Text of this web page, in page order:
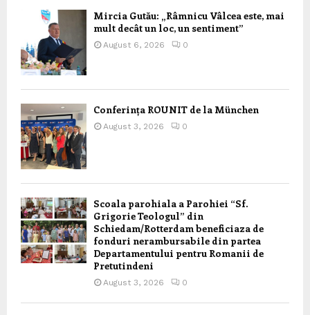
Mircia Gutău: „Râmnicu Vâlcea este, mai
mult decât un loc, un sentiment”
August 6, 2026 0
Conferința ROUNIT de la München
August 3, 2026 0
Scoala parohiala a Parohiei “Sf.
Grigorie Teologul” din
Schiedam/Rotterdam beneficiaza de
fonduri nerambursabile din partea
Departamentului pentru Romanii de
Pretutindeni
August 3, 2026 0